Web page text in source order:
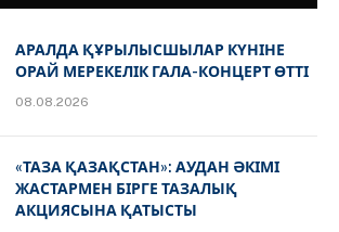
АРАЛДА ҚҰРЫЛЫСШЫЛАР КҮНІНЕ
ОРАЙ МЕРЕКЕЛІК ГАЛА-КОНЦЕРТ ӨТТІ
08.08.2026
«ТАЗА ҚАЗАҚСТАН»: АУДАН ӘКІМІ
ЖАСТАРМЕН БІРГЕ ТАЗАЛЫҚ
АКЦИЯСЫНА ҚАТЫСТЫ